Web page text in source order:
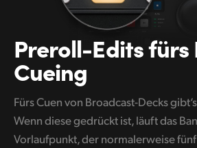
Preroll-Editsfürs
Cueing
Fürs Cuen von Broadcast-Decks
Wenn diese gedrückt ist, läuft das
Vorlaufpunkt, der normalerweise